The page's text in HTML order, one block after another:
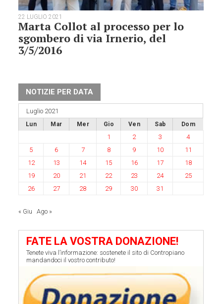
22 LUGLIO 2021
Marta Collot al processo per lo
sgombero di via Irnerio, del
3/5/2016
NOTIZIE PER DATA
Luglio 2021
Lun Mar Mer Gio Ven Sab Dom
1 2 3
4
5
6 7 8 9 10
11
12
13 14 15 16 17
18
19
20 21 22 23 24
25
26
27 28 29 30 31
« Giu Ago »
FATE LA VOSTRA DONAZIONE!
Tenete viva l’informazione: sostenete il sito di Contropiano
mandandoci il vostro contributo!